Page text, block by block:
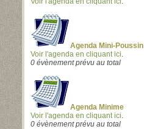
Agenda Mini-Poussin
Voir l'agenda en cliquant ici.
0 évènement prévu au total
Agenda Minime
Voir l'agenda en cliquant ici.
0 évènement prévu au total